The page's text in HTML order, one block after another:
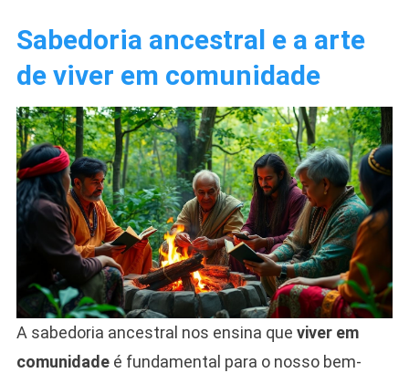
Sabedoria ancestral e a arte
de viver em comunidade
A sabedoria ancestral nos ensina que viver em
comunidadeé fundamental para o nosso bem-